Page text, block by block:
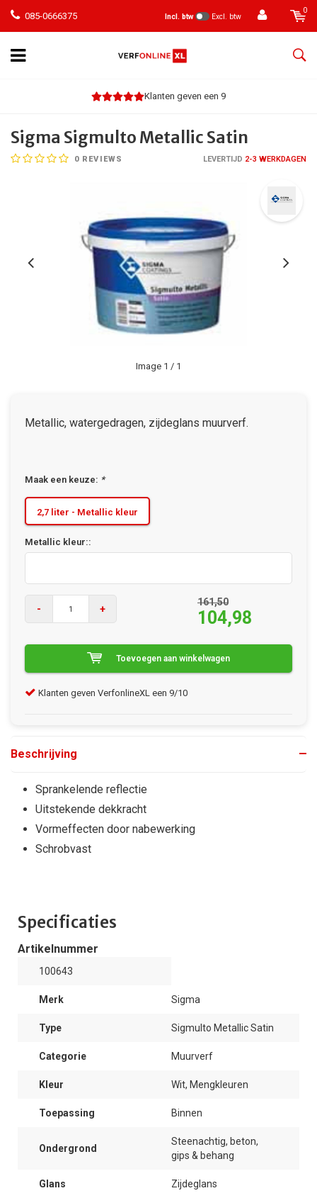
085-0666375 Incl. btw Excl. btw
0
Klanten geven een 9
Sigma Sigmulto Metallic Satin
0 REVIEWS LEVERTIJD 2-3 WERKDAGEN
Image 1 / 1
Metallic, watergedragen, zijdeglans muurverf.
Maak een keuze: *
2,7 liter - Metallic kleur
Metallic kleur::
- +
161,50
104,98
Toevoegen aan winkelwagen
Klanten geven VerfonlineXL een 9/10
Beschrijving
Sprankelende reflectie
Uitstekende dekkracht
Vormeffecten door nabewerking
Schrobvast
Specificaties
Artikelnummer
100643
Merk Sigma
Type Sigmulto Metallic Satin
Categorie Muurverf
Kleur Wit, Mengkleuren
Toepassing Binnen
Ondergrond
Steenachtig, beton,
gips & behang
Glans Zijdeglans